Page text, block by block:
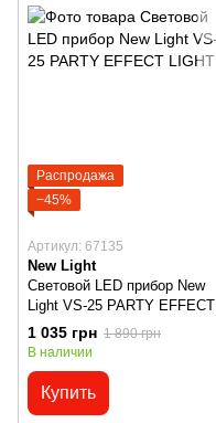
Распродажа
−45%
Артикул: 67135
New Light
Световой LED прибор New
Light VS-25 PARTY EFFECT
LIGHT
1 035 грн 1 890 грн
В наличии
Купить